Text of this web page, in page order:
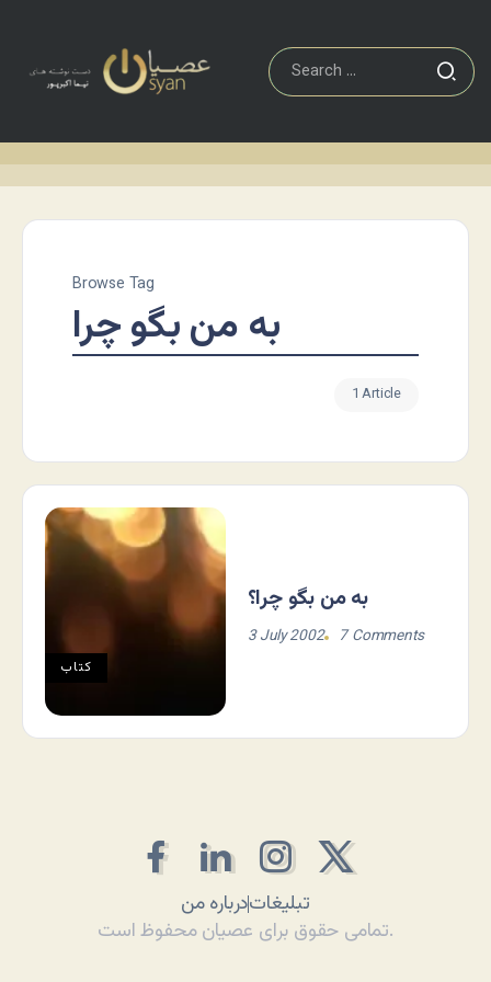
Browse Tag
به من بگو چرا
1 Article
کتاب
به من بگو چرا؟
3 July 2002 7 Comments
درباره منتبلیغات
تمامی حقوق برای عصیان محفوظ است.